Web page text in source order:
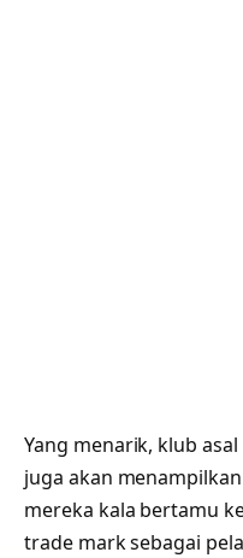
Yang menarik, klub
juga akan
mereka kala bertamu
trade mark sebagai